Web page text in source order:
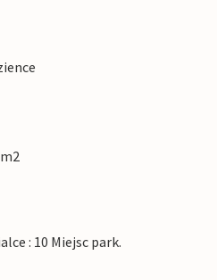
: 10 Miejsc park.